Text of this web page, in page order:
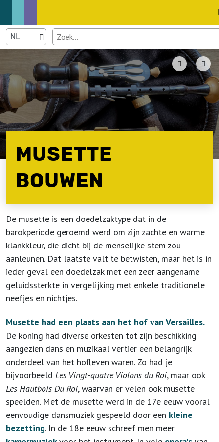
MUSETTE
BOUWEN
De musette is een doedelzaktype dat in de
barokperiode geroemd werd om zijn zachte en warme
klankkleur, die dicht bij de menselijke stem zou
aanleunen. Dat laatste valt te betwisten, maar het is in
ieder geval een doedelzak met een zeer aangename
geluidssterkte in vergelijking met enkele traditionele
neefjes en nichtjes.
Musette had een plaats aan het hof van Versailles.
De koning had diverse orkesten tot zijn beschikking
aangezien dans en muzikaal vertier een belangrijk
onderdeel van het hofleven waren. Zo had je
bijvoorbeeld Les Vingt-quatre Violons du Roi, maar ook
Les Hautbois Du Roi, waarvan er velen ook musette
speelden. Met de musette werd in de 17e eeuw vooral
eenvoudige dansmuziek gespeeld door een kleine
bezetting. In de 18e eeuw schreef men meer